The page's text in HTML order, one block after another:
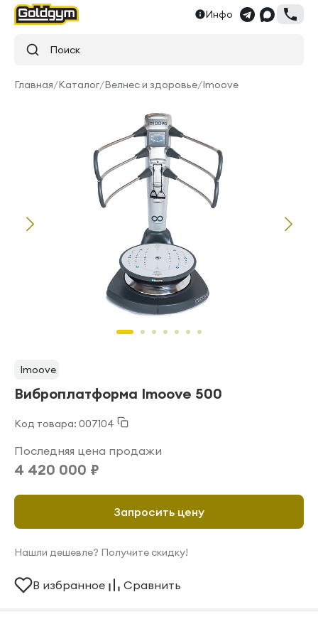
Инфо
Поиск
Главная/Каталог/Велнес и здоровье/Imoove
Imoove
Виброплатформа Imoove 500
Код товара: 007104
Последняя цена продажи
4 420 000 ₽
Запросить цену
Нашли дешевле? Получите скидку!
В избранное Сравнить